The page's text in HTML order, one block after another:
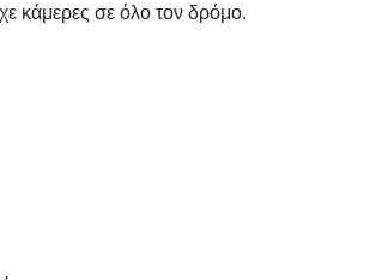
κάμερες σε όλο τον δρόμο.